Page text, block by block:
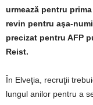
urmează pentru
revin pentru aşa-
precizat pentru AFP
Reist.
În Elveţia, recruţii
lungul anilor pentru a